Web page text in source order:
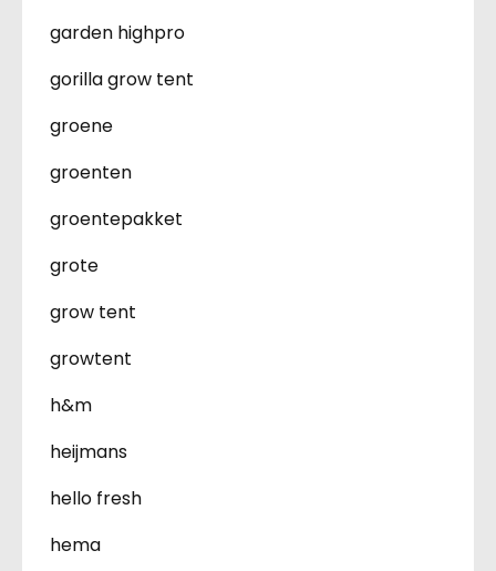
garden highpro
gorilla grow tent
groene
groenten
groentepakket
grote
grow tent
growtent
h&m
heijmans
hello fresh
hema